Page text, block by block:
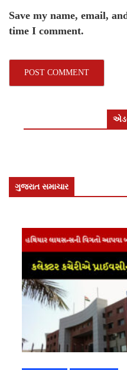
Save my name, email,
time I comment.
ગુજરાત સમાચાર